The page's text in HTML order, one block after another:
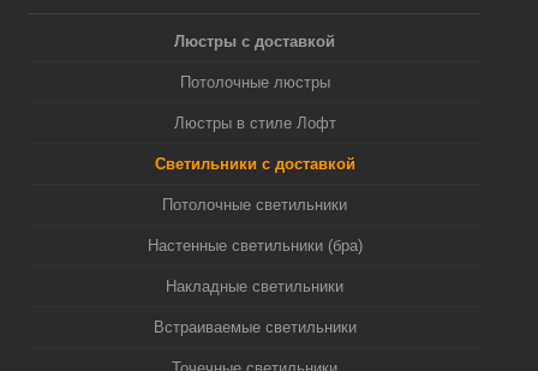
Люстры с доставкой
Потолочные люстры
Люстры в стиле Лофт
Светильники с доставкой
Потолочные светильники
Настенные светильники (бра)
Накладные светильники
Встраиваемые светильники